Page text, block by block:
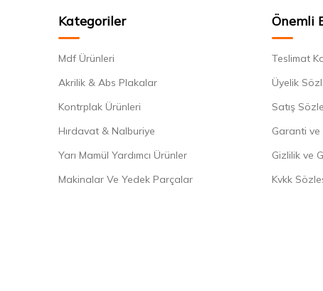
Kategoriler
Mdf Ürünleri
Akrilik & Abs Plakalar
Kontrplak Ürünleri
Hırdavat & Nalburiye
Yarı Mamül Yardımcı Ürünler
Makinalar Ve Yedek Parçalar
Önemli
Teslimat
Üyelik
Satış
Garanti ve
Gizlilik ve
Kvkk